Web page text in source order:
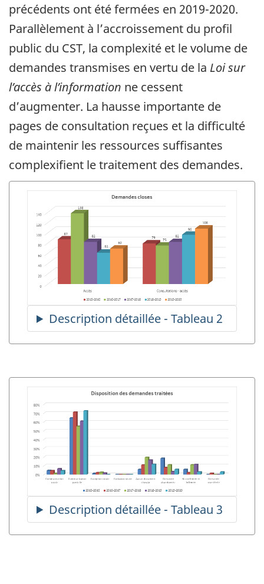
précédents ont été fermées en 2019-2020.
Parallèlement à l’accroissement du profil
public du CST, la complexité et le volume de
demandes transmises en vertu de la Loi sur
l’accès à l’information ne cessent
d’augmenter. La hausse importante de
pages de consultation reçues et la difficulté
de maintenir les ressources suffisantes
complexifient le traitement des demandes.